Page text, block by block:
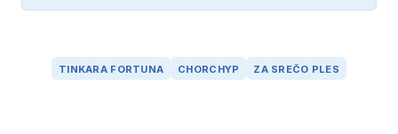
TINKARA FORTUNA CHORCHYP ZA SREČO PLES